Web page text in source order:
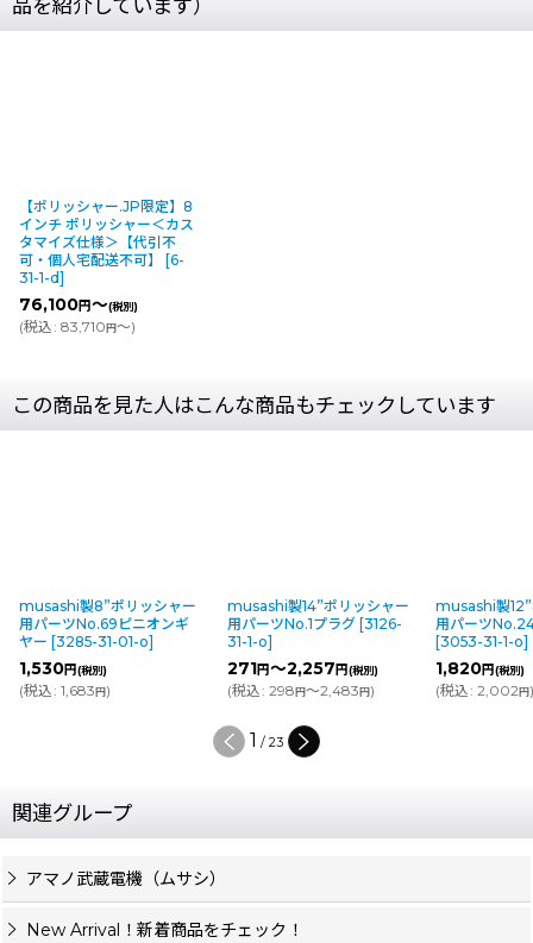
【ポリッシャー.JP限定】8
インチ ポリッシャー＜カス
タマイズ仕様＞【代引不
可・個人宅配送不可】
[6-
31-1-d]
76,100円～(税別)
(税込: 83,710円～)
この商品を見た人はこんな商品もチェックしています
ャー
ンギ
musashi製14”ポリッシャー
用パーツNo.1プラグ
3126-
31-1-o]
271円
(税込
musashi製12”ポリッシャー
用パーツNo.24ペタル
1,820円(税別)
(税込: 2,002円
用パ
[
(税込:
2 /23
関連グループ
アマノ武蔵電機（ムサシ）
New Arrival！新着商品をチェック！